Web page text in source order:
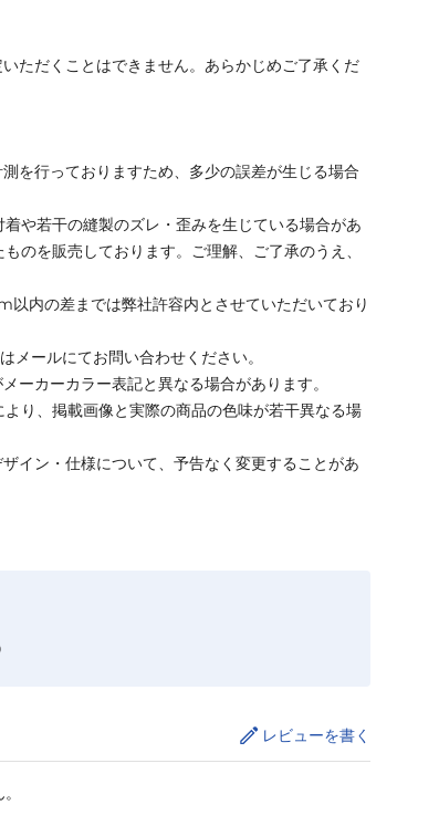
ただくことはできません。あらかじめご了承くだ
を行っておりますため、多少の誤差が生じる場合
や若干の縫製のズレ・歪みを生じている場合があ
のを販売しております。ご理解、ご了承のうえ、
内の差までは弊社許容内とさせていただいており
ールにてお問い合わせください。
ーカーカラー表記と異なる場合があります。
り、掲載画像と実際の商品の色味が若干異なる場
イン・仕様について、予告なく変更することがあ
レビューを書く